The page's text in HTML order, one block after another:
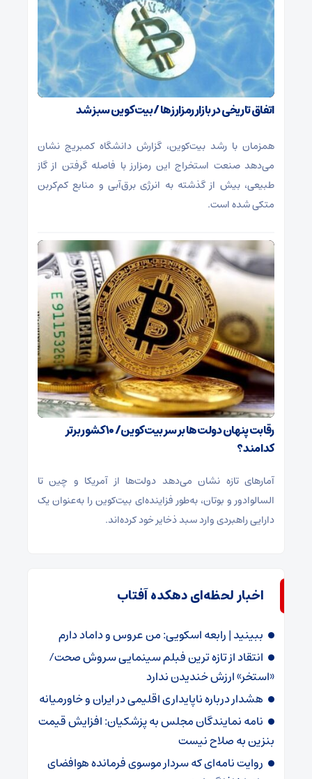
اتفاق تاریخی در بازار رمزارزها / بیت‌کوین سبز شد
همزمان با رشد بیت‌کوین، گزارش دانشگاه کمبریج نشان
می‌دهد صنعت استخراج این رمزارز با فاصله گرفتن از گاز
طبیعی، بیش از گذشته به انرژی برق‌آبی و منابع کم‌کربن
متکی شده است.
رقابت پنهان دولت‌ها بر سر بیت‌کوین/ ۱۰ کشور برتر
کدامند؟
آمارهای تازه نشان می‌دهد دولت‌ها از آمریکا و چین تا
السالوادور و بوتان، به‌طور فزاینده‌ای بیت‌کوین را به‌عنوان یک
دارایی راهبردی وارد سبد ذخایر خود کرده‌اند.
اخبار لحظه‌ای دهکده آفتاب
ببینید | رابعه اسکویی: من عروس و داماد دارم
انتقاد از تازه ترین فبلم سینمایی سروش صحت/
«استخر» ارزش خندیدن ندارد
هشدار درباره ناپایداری اقلیمی در ایران و خاورمیانه
نامه نمایندگان مجلس به پزشکیان: افزایش قیمت
بنزین به صلاح نیست
روایت نامه‌ای که سردار موسوی فرمانده هوافضای